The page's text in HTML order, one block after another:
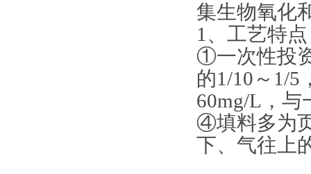
集生物氧化
1、工艺特点
①一次性投
的1/10～1/
60mg/L，与
④填料多为
下、气往上